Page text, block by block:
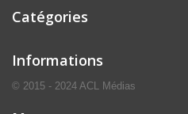
Catégories
Informations
© 2015 - 2024 ACL Médias